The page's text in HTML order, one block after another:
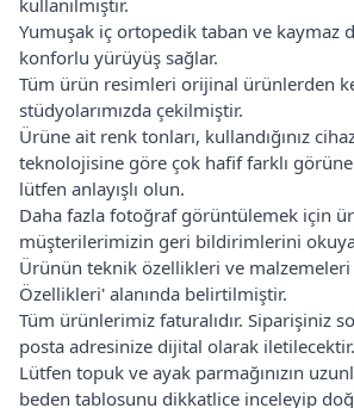
Yumuşak iç ortopedik taban ve kaymaz
konforlu yürüyüş sağlar.
Tüm ürün resimleri orijinal ürünlerden
stüdyolarımızda çekilmiştir.
Ürüne ait renk tonları, kullandığınız
teknolojisine göre çok hafif farklı
lütfen anlayışlı olun.
Daha fazla fotoğraf görüntülemek için
müşterilerimizin geri bildirimlerini
Ürünün teknik özellikleri ve malzemeleri
Özellikleri' alanında belirtilmiştir.
Tüm ürünlerimiz faturalıdır. Siparişiniz
posta adresinize dijital olarak iletilecektir.
Lütfen topuk ve ayak parmağınızın
beden tablosunu dikkatlice inceleyip